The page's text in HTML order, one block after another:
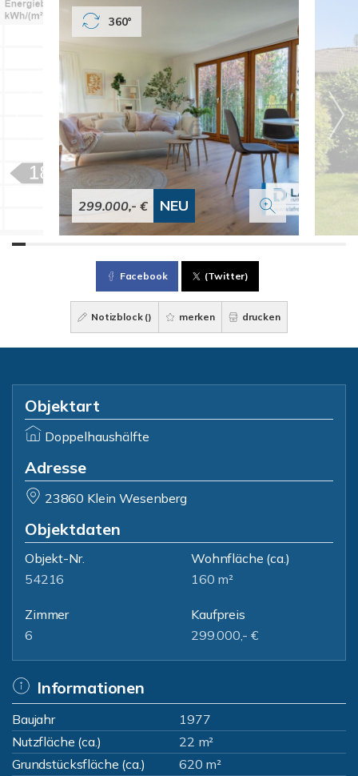
299.000,- € NEU
360°
Facebook (Twitter)
Notizblock () merken drucken
Objektart
Doppelhaushälfte
Adresse
23860 Klein Wesenberg
Objektdaten
Objekt-Nr.
54216
Wohnfläche (ca.)
160 m²
Zimmer
6
Kaufpreis
299.000,- €
Informationen
Baujahr
1977
Nutzfläche (ca.)
22 m²
Grundstücksfläche (ca.)
620 m²